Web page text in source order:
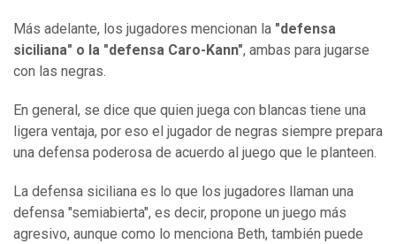
Más adelante, los jugadores mencionan la "defensa
siciliana" o la "defensa Caro-Kann", ambas para jugarse
con las negras.
En general, se dice que quien juega con blancas tiene una
ligera ventaja, por eso el jugador de negras siempre prepara
una defensa poderosa de acuerdo al juego que le planteen.
La defensa siciliana es lo que los jugadores llaman una
defensa "semiabierta", es decir, propone un juego más
agresivo, aunque como lo menciona Beth, también puede